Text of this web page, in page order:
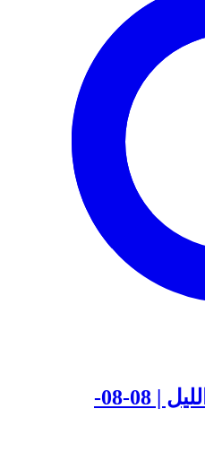
نشرة أخبار - منتصف الليل | 08-08-